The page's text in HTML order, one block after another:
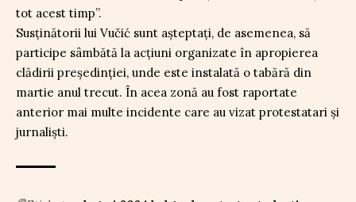
tot acest timp”.
Susținătorii lui Vučić sunt așteptați, de asemenea, să
participe sâmbătă la acțiuni organizate în apropierea
clădirii președinției, unde este instalată o tabără din
martie anul trecut. În acea zonă au fost raportate
anterior mai multe incidente care au vizat protestatari și
jurnaliști.